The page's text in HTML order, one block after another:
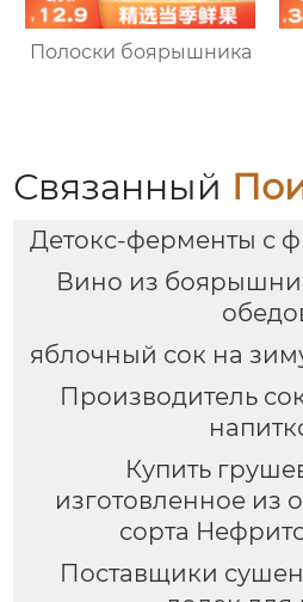
Полоски боярышника
Связанный
Детокс-ферменты с
Вино из
яблочный сок на
Производитель
Купить
изготовленное из
сорта
Поставщики